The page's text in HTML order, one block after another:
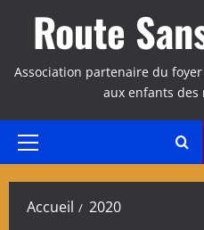
Route
Association partenaire du
aux enfants
Menu
Accueil 2020